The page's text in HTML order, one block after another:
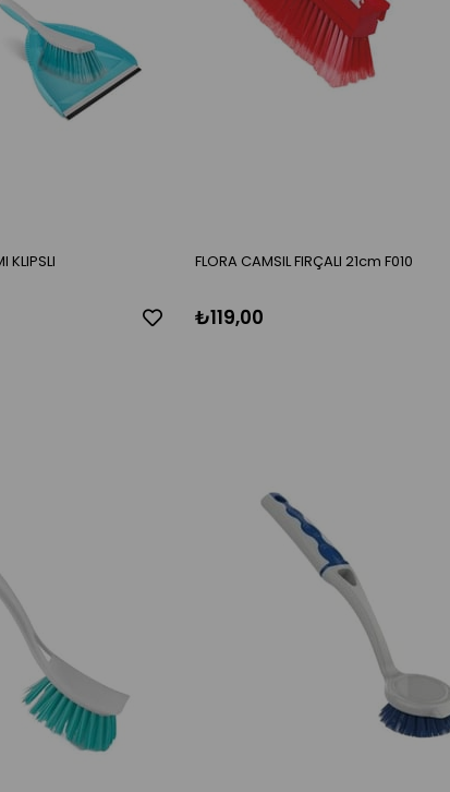
KLIPSLI FLORA CAMSIL FIRÇALI 21cm F010
₺119,00